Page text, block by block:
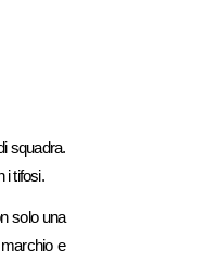
squadra.
i tifosi.
solo una
e